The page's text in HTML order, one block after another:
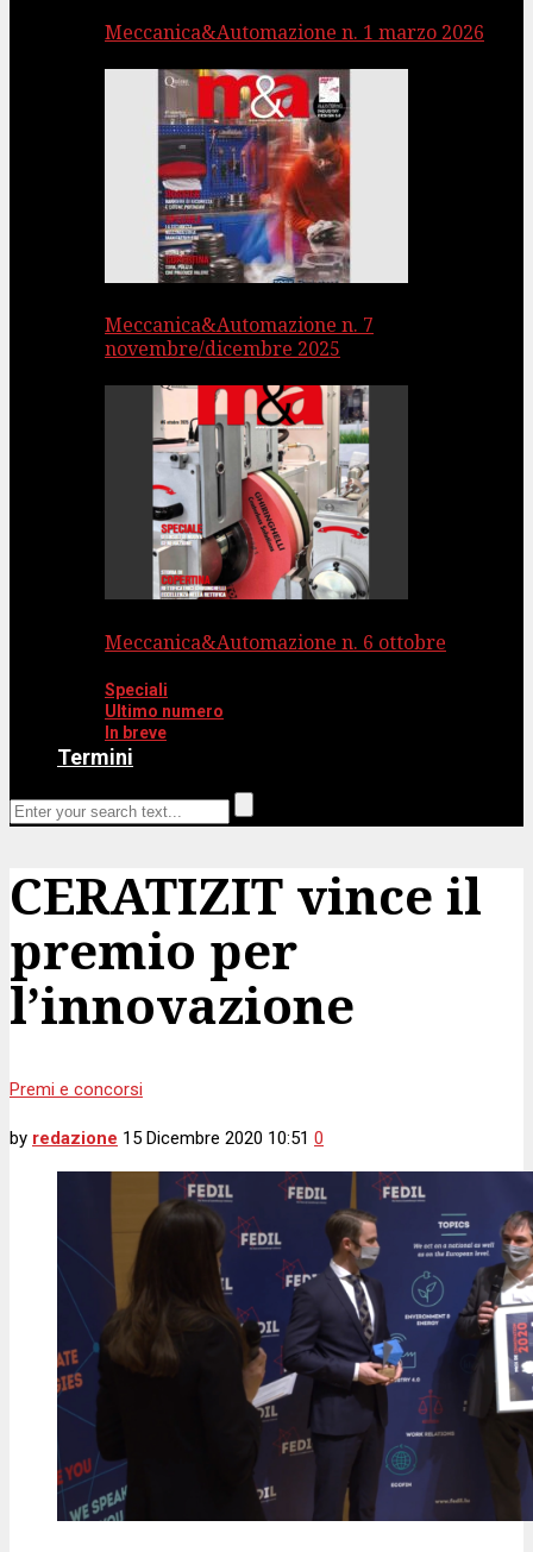
Meccanica&Automazione n. 1 marzo 2026
Meccanica&Automazione n. 7
novembre/dicembre 2025
Meccanica&Automazione n. 6 ottobre
Speciali
Ultimo numero
In breve
Termini
CERATIZIT vince il
premio per
l’innovazione
Premi e concorsi
by redazione 15 Dicembre 2020 10:51 0